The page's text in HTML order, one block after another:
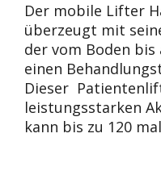
Der mobile Lifter
überzeugt mit
der vom Boden
einen
Dieser
leistungsstarken
kann bis zu 120